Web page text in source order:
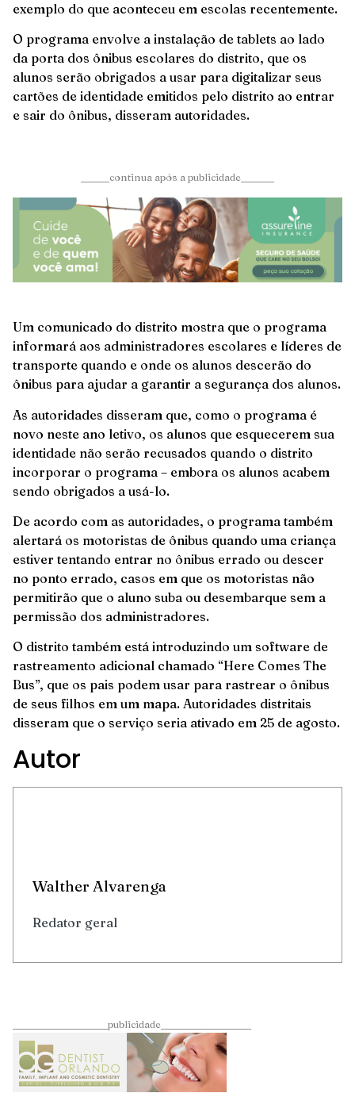
exemplo do que aconteceu em escolas recentemente.
O programa envolve a instalação de tablets ao lado
da porta dos ônibus escolares do distrito, que os
alunos serão obrigados a usar para digitalizar seus
cartões de identidade emitidos pelo distrito ao entrar
e sair do ônibus, disseram autoridades.
______continua após a publicidade_______
Um comunicado do distrito mostra que o programa
informará aos administradores escolares e líderes de
transporte quando e onde os alunos descerão do
ônibus para ajudar a garantir a segurança dos alunos.
As autoridades disseram que, como o programa é
novo neste ano letivo, os alunos que esquecerem sua
identidade não serão recusados ​​quando o distrito
incorporar o programa – embora os alunos acabem
sendo obrigados a usá-lo.
De acordo com as autoridades, o programa também
alertará os motoristas de ônibus quando uma criança
estiver tentando entrar no ônibus errado ou descer
no ponto errado, casos em que os motoristas não
permitirão que o aluno suba ou desembarque sem a
permissão dos administradores.
O distrito também está introduzindo um software de
rastreamento adicional chamado “Here Comes The
Bus”, que os pais podem usar para rastrear o ônibus
de seus filhos em um mapa. Autoridades distritais
disseram que o serviço seria ativado em 25 de agosto.
Autor
Walther Alvarenga
Redator geral
____________________publicidade___________________